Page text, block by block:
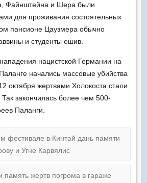
Файнштейна и Шера были
для проживания состоятельных
пансионе Цаузмера обычно
и студенты ешив.
нацистской Германии на
начались массовые убийства
октября жертвами Холокоста стали
закончилась более чем 500-
Паланги.
фестивале в Кинтай дань памяти
и Угне Карвялис
память жертв погрома в гараже